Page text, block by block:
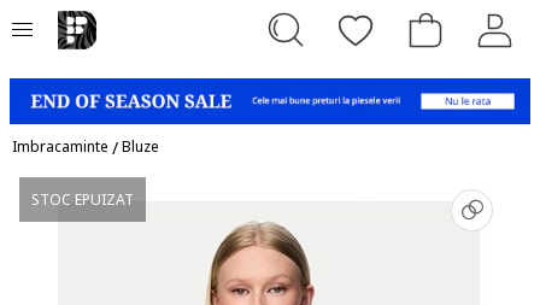
Imbracaminte /Bluze
STOC EPUIZAT